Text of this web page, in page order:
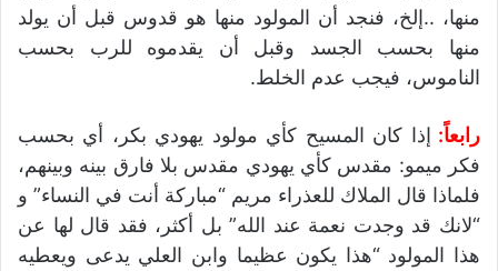
منها، ..إلخ، فنجد أن المولود منها هو قدوس قبل أن يولد
منها بحسب الجسد وقبل أن يقدموه للرب بحسب
الناموس، فيجب عدم الخلط.
رابعاً: إذا كان المسيح كأي مولود يهودي بكر، أي بحسب
فكر ميمو: مقدس كأي يهودي مقدس بلا فارق بينه وبينهم،
فلماذا قال الملاك للعذراء مريم “مباركة أنت في النساء” و
“لانك قد وجدت نعمة عند الله” بل أكثر، فقد قال لها عن
هذا المولود “هذا يكون عظيما وابن العلي يدعى ويعطيه